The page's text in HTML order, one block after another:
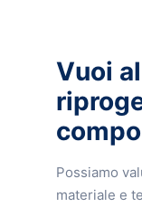
Vuoi
Possiamo
materiale e